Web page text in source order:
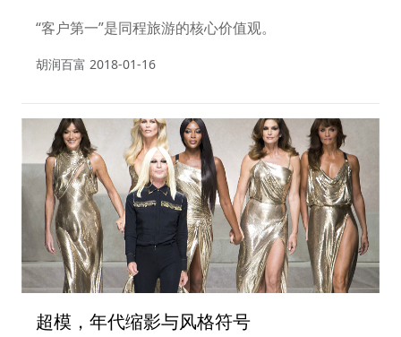
“客户第一”是同程旅游的核心价值观。
胡润百富 2018-01-16
超模，年代缩影与风格符号